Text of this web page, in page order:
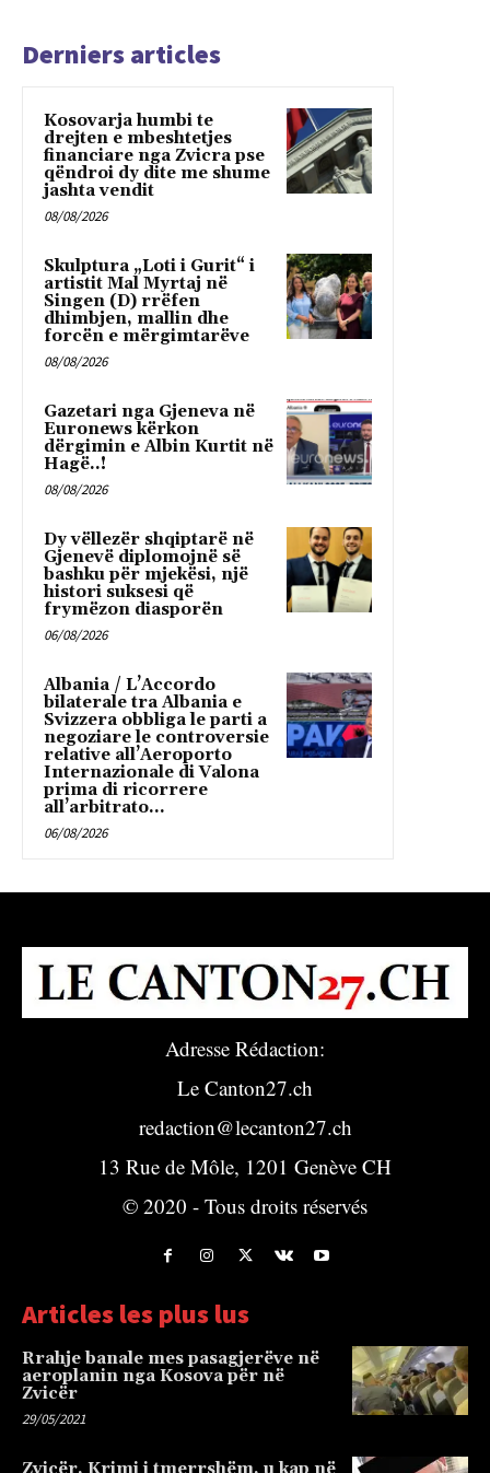
Derniers articles
Kosovarja humbi te
drejten e mbeshtetjes
financiare nga Zvicra pse
qëndroi dy dite me shume
jashta vendit
08/08/2026
Skulptura „Loti i Gurit“ i
artistit Mal Myrtaj në
Singen (D) rrëfen
dhimbjen, mallin dhe
forcën e mërgimtarëve
08/08/2026
Gazetari nga Gjeneva në
Euronews kërkon
dërgimin e Albin Kurtit në
Hagë..!
08/08/2026
Dy vëllezër shqiptarë në
Gjenevë diplomojnë së
bashku për mjekësi, një
histori suksesi që
frymëzon diasporën
06/08/2026
Albania / L’Accordo
bilaterale tra Albania e
Svizzera obbliga le parti a
negoziare le controversie
relative all’Aeroporto
Internazionale di Valona
prima di ricorrere
all’arbitrato...
06/08/2026
Adresse Rédaction:
Le Canton27.ch
redaction@lecanton27.ch
13 Rue de Môle, 1201 Genève CH
© 2020 - Tous droits réservés
Articles les plus lus
Rrahje banale mes pasagjerëve në
aeroplanin nga Kosova për në
Zvicër
29/05/2021